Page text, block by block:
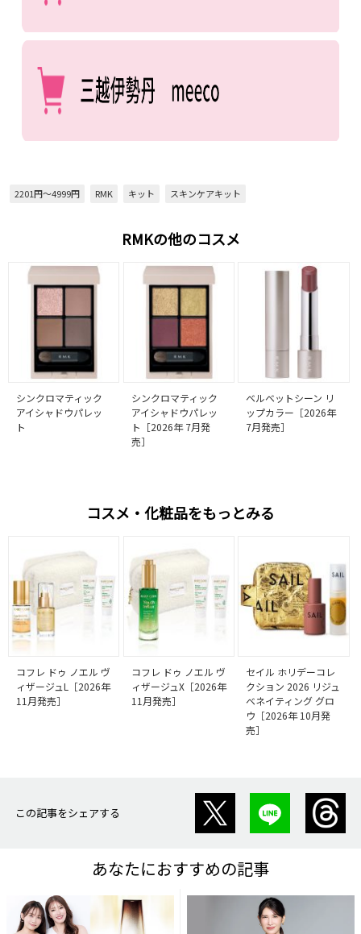
2201円～4999円 RMK キット スキンケアキット
RMKの他のコスメ
シンクロマティック
アイシャドウパレッ
ト
シンクロマティック
アイシャドウパレッ
ト［2026年 7月発
売］
ベルベットシーン リ
ップカラー［2026年
7月発売］
コスメ・化粧品をもっとみる
コフレ ドゥ ノエル ヴ
ィザージュL［2026年
11月発売］
コフレ ドゥ ノエル ヴ
ィザージュX［2026年
11月発売］
セイル ホリデーコレ
クション 2026 リジュ
ベネイティング グロ
ウ［2026年 10月発
売］
この記事をシェアする
あなたにおすすめの記事